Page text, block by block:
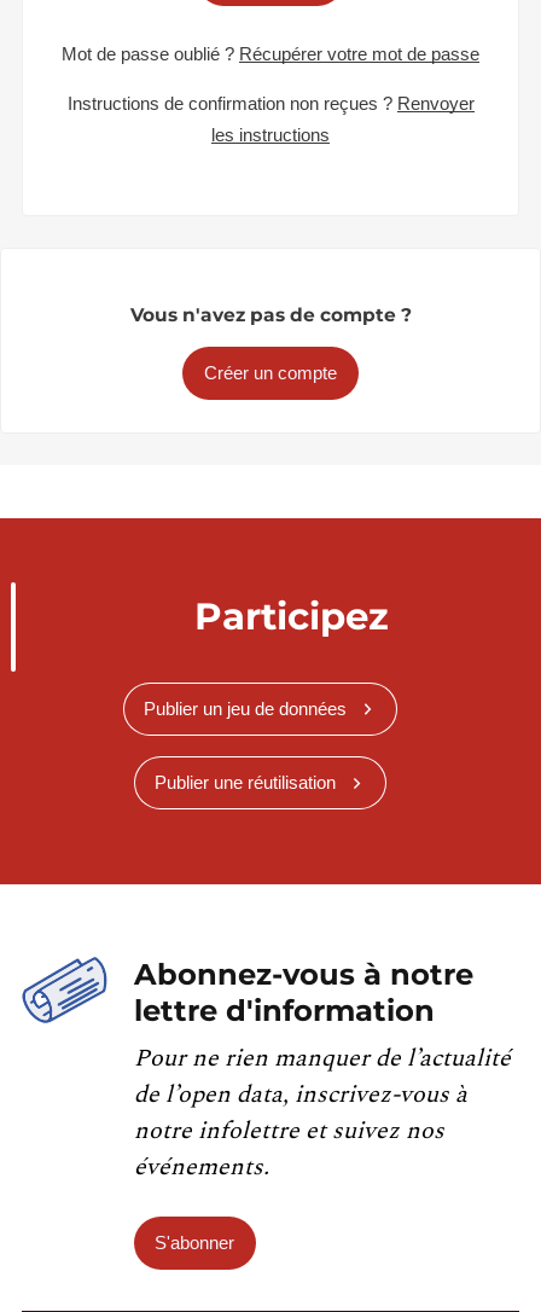
Mot de passe oublié ? Récupérer votre mot de passe
Instructions de confirmation non reçues ? Renvoyer
les instructions
Vous n'avez pas de compte ?
Créer un compte
Participez
Publier un jeu de données
Publier une réutilisation
Abonnez-vous à notre
lettre d'information
Pour ne rien manquer de l’actualité
de l’open data, inscrivez-vous à
notre infolettre et suivez nos
événements.
S'abonner